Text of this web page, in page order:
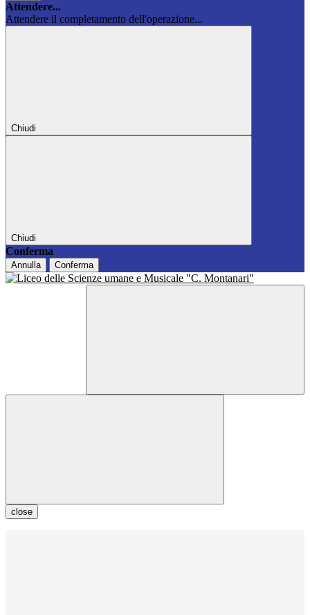
Attendere...
Attendere il completamento dell'operazione...
Chiudi
Chiudi
Conferma
Annulla Conferma
close